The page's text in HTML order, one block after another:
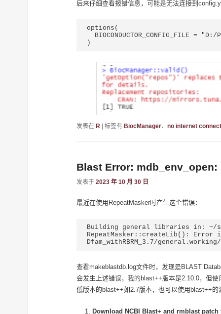
后来仔细查看报错信息，可能是无法连接到
options(
)
发表在 R | 标签有 BiocManager、 no internet
Blast Error:
发表于 2023 年 10 月 30 日
最近在使用RepeatMasker时产生这个错误：
Building general libraries in: ~/soft/
RepeatMasker::createLib(): Error
Dfam_withRBRM_3.7/
查看makeblastdb.log文件时，发现是BLAST
会发生上述错误，我的blast++版本是2.10.0，但
低版本的blast++如2.7版本，也可以使用blast++
Download NCBI Blast+ and rmblast patch